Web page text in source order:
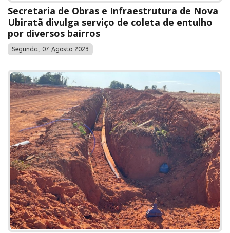
Secretaria de Obras e Infraestrutura de Nova
Ubiratã divulga serviço de coleta de entulho
por diversos bairros
Segunda, 07 Agosto 2023